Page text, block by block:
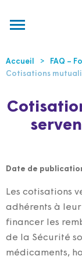
Accueil FAQ –
Cotisations
Date de
Les cotisations
adhérents à
financer les
de la Sécurité
médicaments,